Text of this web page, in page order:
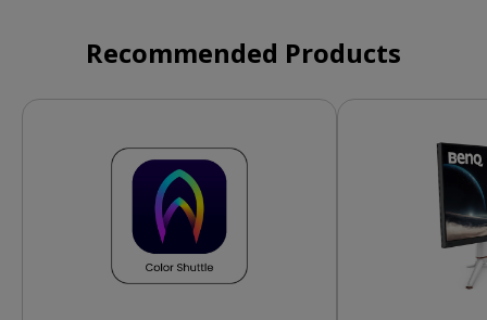
Recommended Products